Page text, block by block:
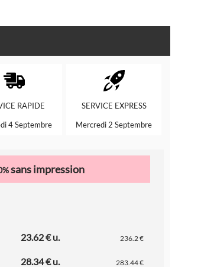
RAPIDE
4 Septembre
SERVICE EXPRESS
Mercredi 2 Septembre
sans impression
23.62 € u. 236.2 €
28.34 € u. 283.44 €